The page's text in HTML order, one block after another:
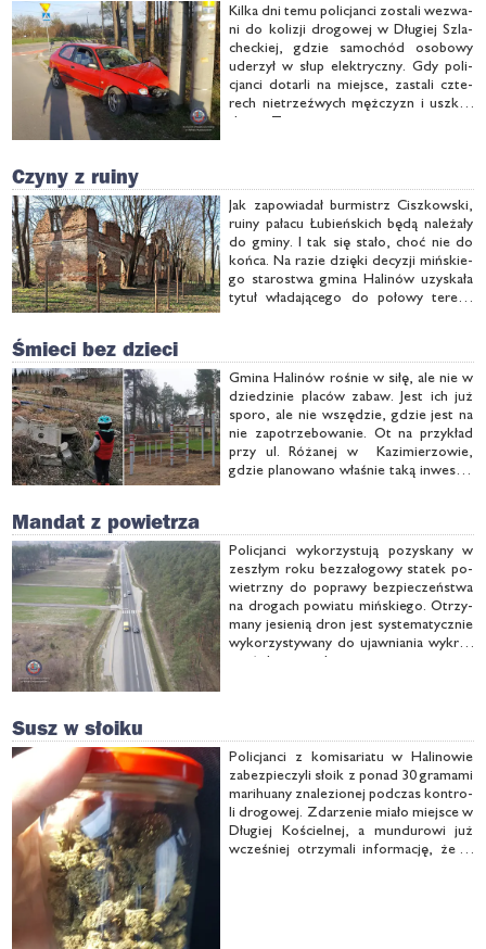
Kil­ka dni te­mu po­li­cjan­ci zo­sta­li we­zwa­
ni do ko­li­zji dro­go­wej w Dłu­giej Szla­
chec­kiej, gdzie sa­mo­chód oso­bo­wy
ude­rzył w słup elek­trycz­ny. Gdy po­li­
cjan­ci do­tar­li na miej­sce, za­sta­li czte­
rech nie­trzeź­wych męż­czyzn i uszko­
dzo­ną To­yo­tę.
Czyny z ruiny
Jak za­po­wia­dał bur­mistrz Cisz­kow­ski,
ru­iny pa­ła­cu Łu­bień­skich bę­dą na­le­ża­ły
do gmi­ny. I tak się sta­ło, choć nie do
koń­ca. Na ra­zie dzię­ki de­cy­zji miń­skie­
go sta­ro­stwa gmi­na Ha­li­nów uzy­ska­ła
ty­tuł wła­da­ją­ce­go do po­ło­wy te­re­nu
Śmieci bez dzieci
Gmi­na Ha­li­nów ro­śnie w si­łę, ale nie w
dzie­dzi­nie pla­ców za­baw. Jest ich już
spo­ro, ale nie wszę­dzie, gdzie jest na
nie za­po­trze­bo­wa­nie. Ot na przy­kład
przy ul. Ró­ża­nej w Ka­zi­mie­rzo­wie,
gdzie pla­no­wa­no wła­śnie ta­ką in­we­sty­
Mandat z powietrza
Po­li­cjan­ci wy­ko­rzy­stu­ją po­zy­ska­ny w
ze­szłym ro­ku bez­za­ło­go­wy sta­tek po­
wietrz­ny do po­pra­wy bez­pie­czeń­stwa
na dro­gach po­wia­tu miń­skie­go. Otrzy­
ma­ny je­sie­nią dron jest sys­te­ma­tycz­nie
wy­ko­rzy­sty­wa­ny do ujaw­nia­nia wy­kro­
czeń dro­go­wych.
Susz w słoiku
Po­li­cjan­ci z ko­mi­sa­ria­tu w Ha­li­no­wie
za­bez­pie­czy­li sło­ik z po­nad 30 gra­ma­mi
ma­ri­hu­any zna­le­zio­nej pod­czas kon­tro­
li dro­go­wej. Zda­rze­nie mia­ło miej­sce w
Dłu­giej Ko­ściel­nej, a mun­du­ro­wi już
wcze­śniej otrzy­ma­li in­for­ma­cję, że w